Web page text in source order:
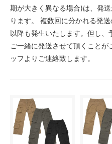
期が大きく異なる場合)は、発
ります。 複数回に分かれる発
以降も発生いたします。但し
ご一緒に発送させて頂くこと
ッフよりご連絡致します。